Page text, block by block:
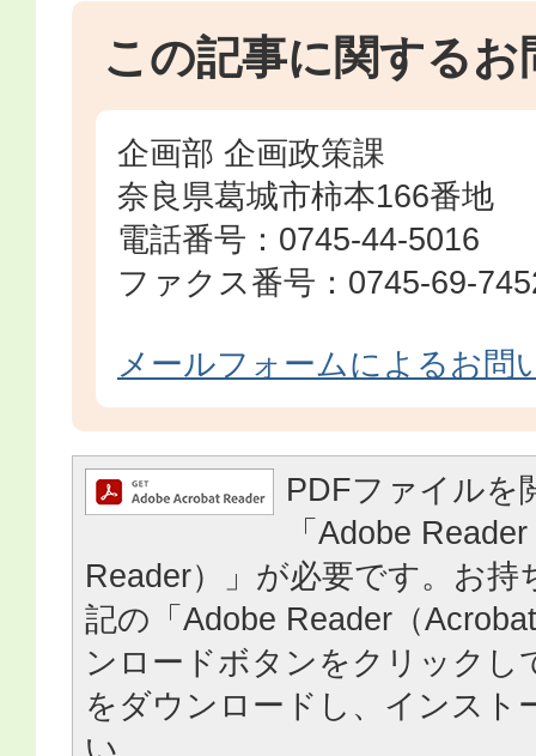
この記事に関するお
企画部 企画政策課
奈良県葛城市柿本166番地
電話番号：0745-44-5016
ファクス番号：0745-69-
メールフォームによるお問
PDFファイルを
「Adobe
Reader）」が必要です。お持
記の「Adobe Reader（
ンロードボタンをクリックし
をダウンロードし、インスト
い。